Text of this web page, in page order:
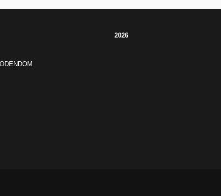
2026